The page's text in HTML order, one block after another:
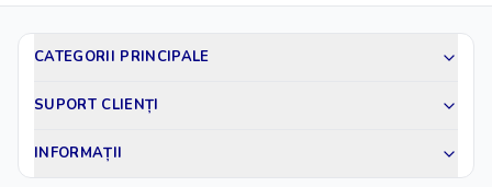
CATEGORII PRINCIPALE
SUPORT CLIENȚI
INFORMAȚII